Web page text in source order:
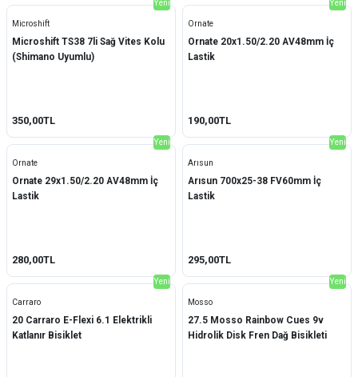
Yeni
Microshift
Microshift TS38 7li Sağ Vites Kolu
(Shimano Uyumlu)
350,00TL
Yeni
Ornate
Ornate 20x1.50/2.20 AV48mm İç
Lastik
190,00TL
Yeni
Ornate
Ornate 29x1.50/2.20 AV48mm İç
Lastik
280,00TL
Yeni
Arısun
Arısun 700x25-38 FV60mm İç
Lastik
295,00TL
Yeni
Carraro
20 Carraro E-Flexi 6.1 Elektrikli
Katlanır Bisiklet
Yeni
Mosso
27.5 Mosso Rainbow Cues 9v
Hidrolik Disk Fren Dağ Bisikleti